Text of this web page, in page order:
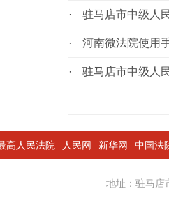
· 驻马店市中级人
· 河南微法院使用
· 驻马店市中级人
高人民法院 人民网 新华网 中国法
地址：驻马